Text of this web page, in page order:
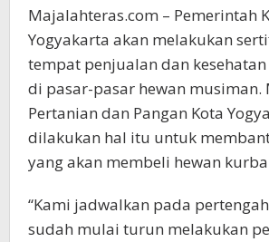
Majalahteras.com – Pemerintah
Yogyakarta akan melakukan
tempat penjualan dan
di pasar-pasar hewan musiman.
Pertanian dan Pangan Kota
dilakukan hal itu untuk
yang akan membeli hewan
“Kami jadwalkan pada
sudah mulai turun melakukan